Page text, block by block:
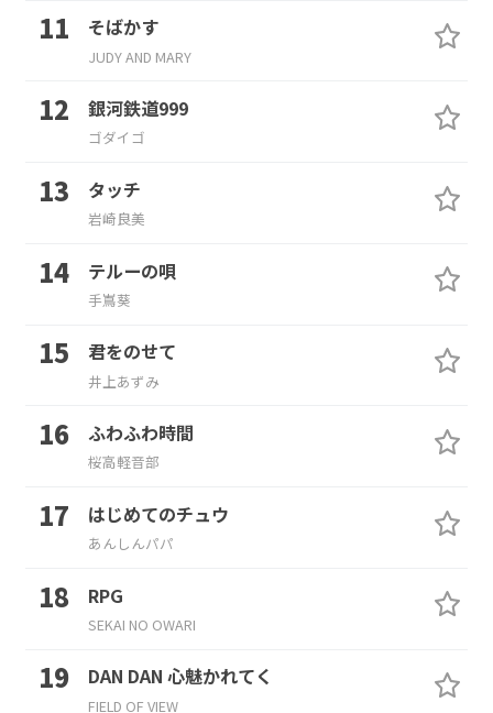
そばかす
JUDY AND MARY
銀河鉄道999
ゴダイゴ
タッチ
岩崎良美
テルーの唄
手嶌葵
君をのせて
井上あずみ
ふわふわ時間
桜高軽音部
はじめてのチュウ
あんしんパパ
RPG
SEKAI NO OWARI
DAN DAN 心魅かれてく
FIELD OF VIEW